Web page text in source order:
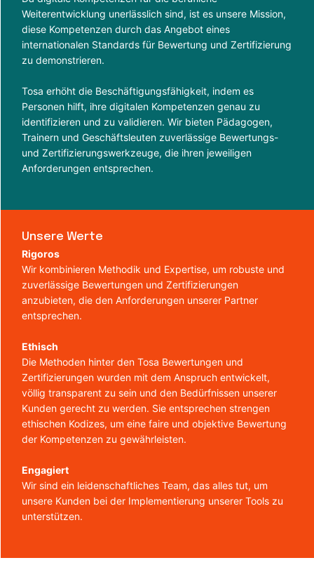
Weiterentwicklung unerlässlich sind, ist es unsere Mission,
diese Kompetenzen durch das Angebot eines
internationalen Standards für Bewertung und Zertifizierung
zu demonstrieren.
Tosa erhöht die Beschäftigungsfähigkeit, indem es
Personen hilft, ihre digitalen Kompetenzen genau zu
identifizieren und zu validieren. Wir bieten Pädagogen,
Trainern und Geschäftsleuten zuverlässige Bewertungs-
und Zertifizierungswerkzeuge, die ihren jeweiligen
Anforderungen entsprechen.
Unsere Werte
Rigoros
Wir kombinieren Methodik und Expertise, um robuste und
zuverlässige Bewertungen und Zertifizierungen
anzubieten, die den Anforderungen unserer Partner
entsprechen.
Ethisch
Die Methoden hinter den Tosa Bewertungen und
Zertifizierungen wurden mit dem Anspruch entwickelt,
völlig transparent zu sein und den Bedürfnissen unserer
Kunden gerecht zu werden. Sie entsprechen strengen
ethischen Kodizes, um eine faire und objektive Bewertung
der Kompetenzen zu gewährleisten.
Engagiert
Wir sind ein leidenschaftliches Team, das alles tut, um
unsere Kunden bei der Implementierung unserer Tools zu
unterstützen.